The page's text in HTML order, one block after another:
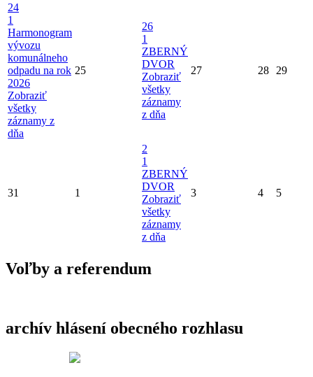
24
1
Harmonogram
vývozu
komunálneho
odpadu na rok
2026
Zobraziť
všetky
záznamy z
dňa
25
26
1
ZBERNÝ
DVOR
Zobraziť
všetky
záznamy
z dňa
27 28 29
31 1
2
1
ZBERNÝ
DVOR
Zobraziť
všetky
záznamy
z dňa
3 4 5
Voľby a referendum
archív hlásení obecného rozhlasu